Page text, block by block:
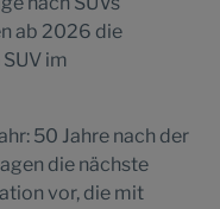
ab 2026 die
im
50 Jahre nach der
die nächste
vor, die mit